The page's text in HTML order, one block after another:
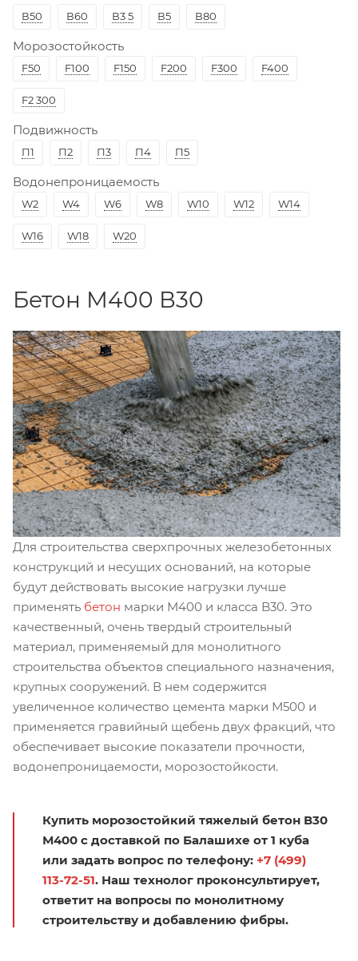
В50 В60 В3 5 В5 В80
Морозостойкость
F50 F100 F150 F200 F300 F400
F2 300
Подвижность
П1 П2 П3 П4 П5
Водонепроницаемость
W2 W4 W6 W8 W10 W12 W14
W16 W18 W20
Бетон М400 В30
Для строительства сверхпрочных железобетонных
конструкций и несущих оснований, на которые
будут действовать высокие нагрузки лучше
применять бетон марки М400 и класса B30. Это
качественный, очень твердый строительный
материал, применяемый для монолитного
строительства объектов специального назначения,
крупных сооружений. В нем содержится
увеличенное количество цемента марки М500 и
применяется гравийный щебень двух фракций, что
обеспечивает высокие показатели прочности,
водонепроницаемости, морозостойкости.
Купить морозостойкий тяжелый бетон В30
М400 с доставкой по Балашихе от 1 куба
или задать вопрос по телефону: +7 (499)
113-72-51. Наш технолог проконсультирует,
ответит на вопросы по монолитному
строительству и добавлению фибры.